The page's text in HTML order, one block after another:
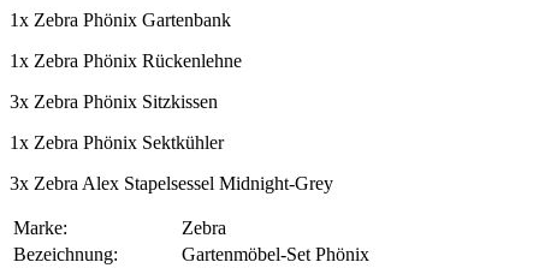
1x Zebra Phönix Gartenbank
1x Zebra Phönix Rückenlehne
3x Zebra Phönix Sitzkissen
1x Zebra Phönix Sektkühler
3x Zebra Alex Stapelsessel Midnight-Grey
Marke:
Zebra
Bezeichnung:
Gartenmöbel-Set Phönix